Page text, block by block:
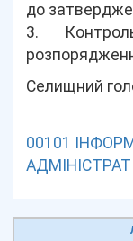
до
3.
Селищний
00101